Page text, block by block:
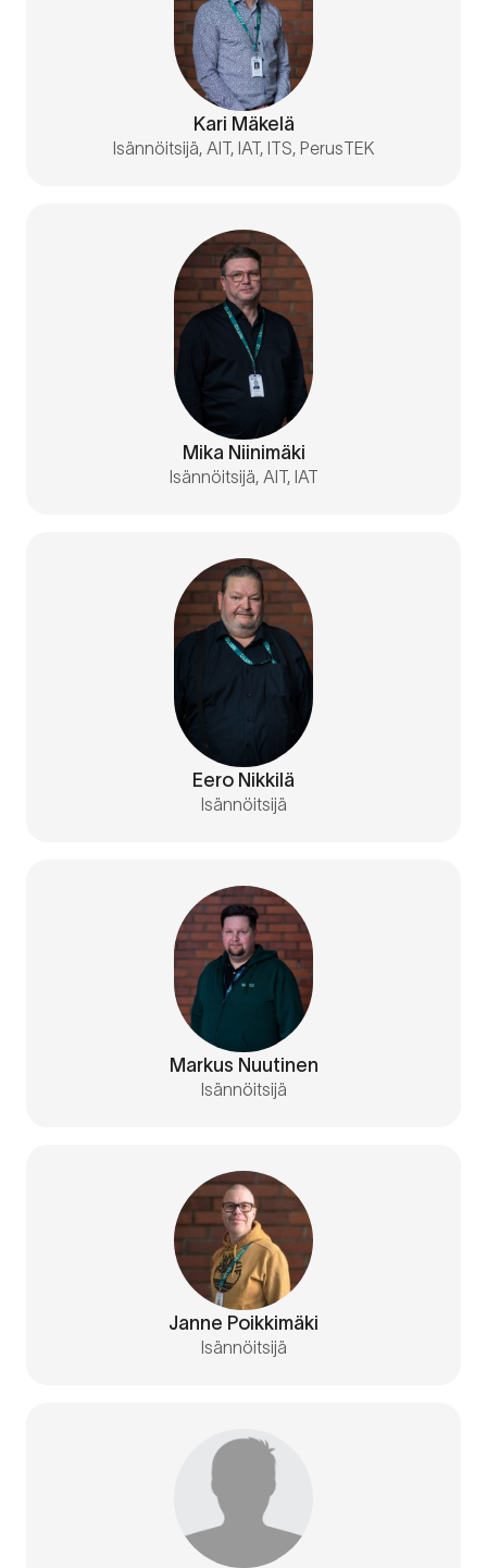
Kari Mäkelä
Isännöitsijä, AIT, IAT, ITS, PerusTEK
Mika Niinimäki
Isännöitsijä, AIT, IAT
Eero Nikkilä
Isännöitsijä
Markus Nuutinen
Isännöitsijä
Janne Poikkimäki
Isännöitsijä